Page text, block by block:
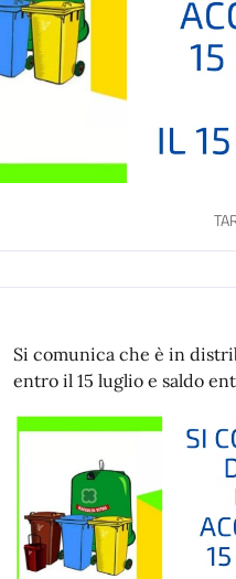
Si comunica che è in
entro il 15 luglio e saldo